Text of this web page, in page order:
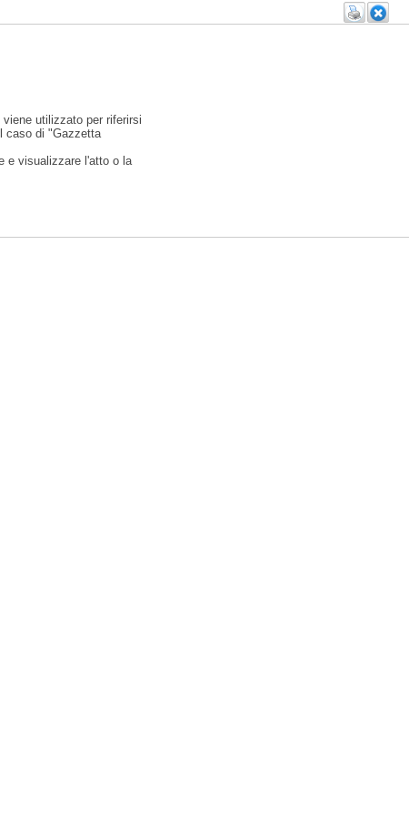
utilizzato per riferirsi
caso di "Gazzetta
e visualizzare l'atto o la